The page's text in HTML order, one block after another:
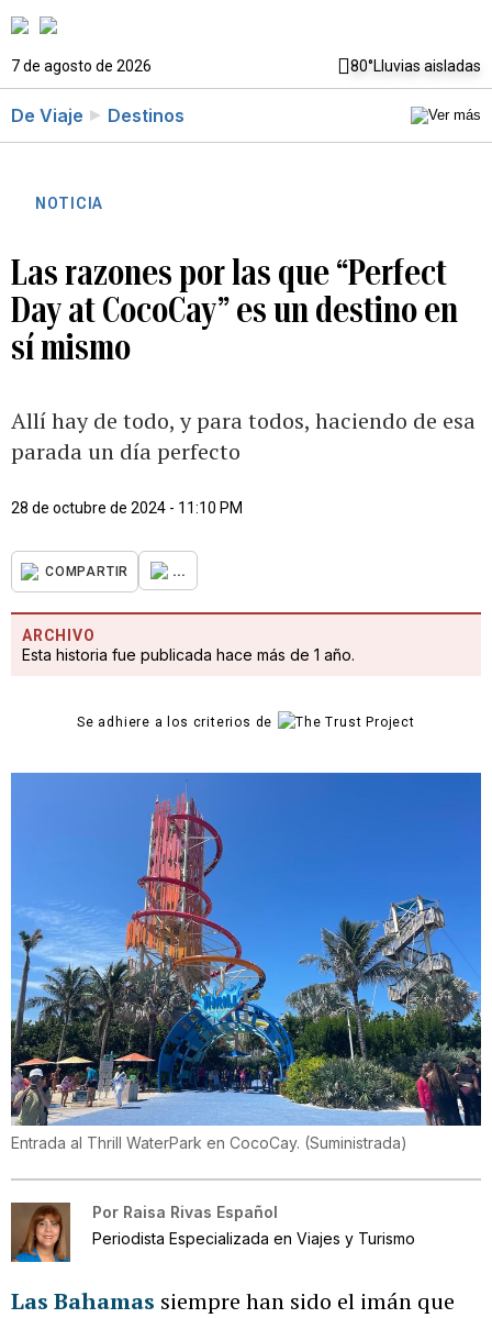
7 de agosto de 2026 80°Lluvias aisladas
De Viaje Destinos
NOTICIA
Las razones por las que “Perfect
Day at CocoCay” es un destino en
sí mismo
Allí hay de todo, y para todos, haciendo de esa
parada un día perfecto
28 de octubre de 2024 - 11:10 PM
COMPARTIR ...
ARCHIVO
Esta historia fue publicada hace más de 1 año.
Se adhiere a los criterios de
Entrada al Thrill WaterPark en CocoCay. (Suministrada)
Por Raisa Rivas Español
Periodista Especializada en Viajes y Turismo
Las Bahamas siempre han sido el imán que